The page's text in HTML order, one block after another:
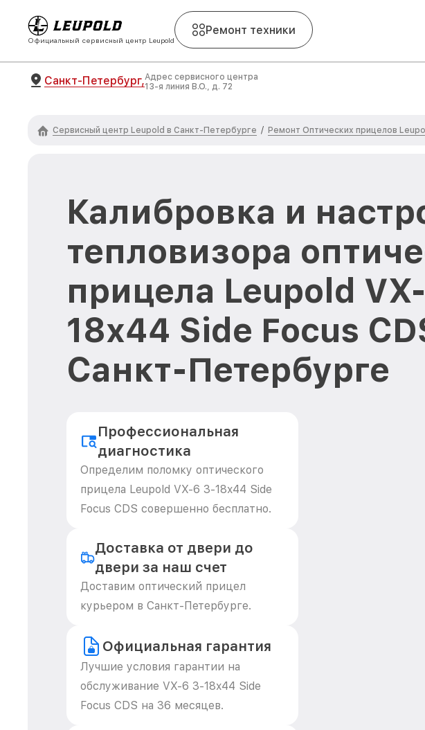
Официальный сервисный центр Leupold
Ремонт техники
Санкт-Петербург,Адрес сервисного центра
13-я линия В.О., д. 72
Сервисный центр Leupold в Санкт-Петербурге / Ремонт Оптических прицелов
Калибровка и
тепловизора
прицела Leupold
18x44 Side Focus
Санкт-Петербурге
Профессиональная
диагностика
Определим поломку оптического
прицела Leupold VX-6 3-18x44 Side
Focus CDS совершенно бесплатно.
Доставка от двери до
двери за наш счет
Доставим оптический прицел
курьером в Санкт-Петербурге.
Официальная гарантия
Лучшие условия гарантии на
обслуживание VX-6 3-18x44 Side
Focus CDS на 36 месяцев.